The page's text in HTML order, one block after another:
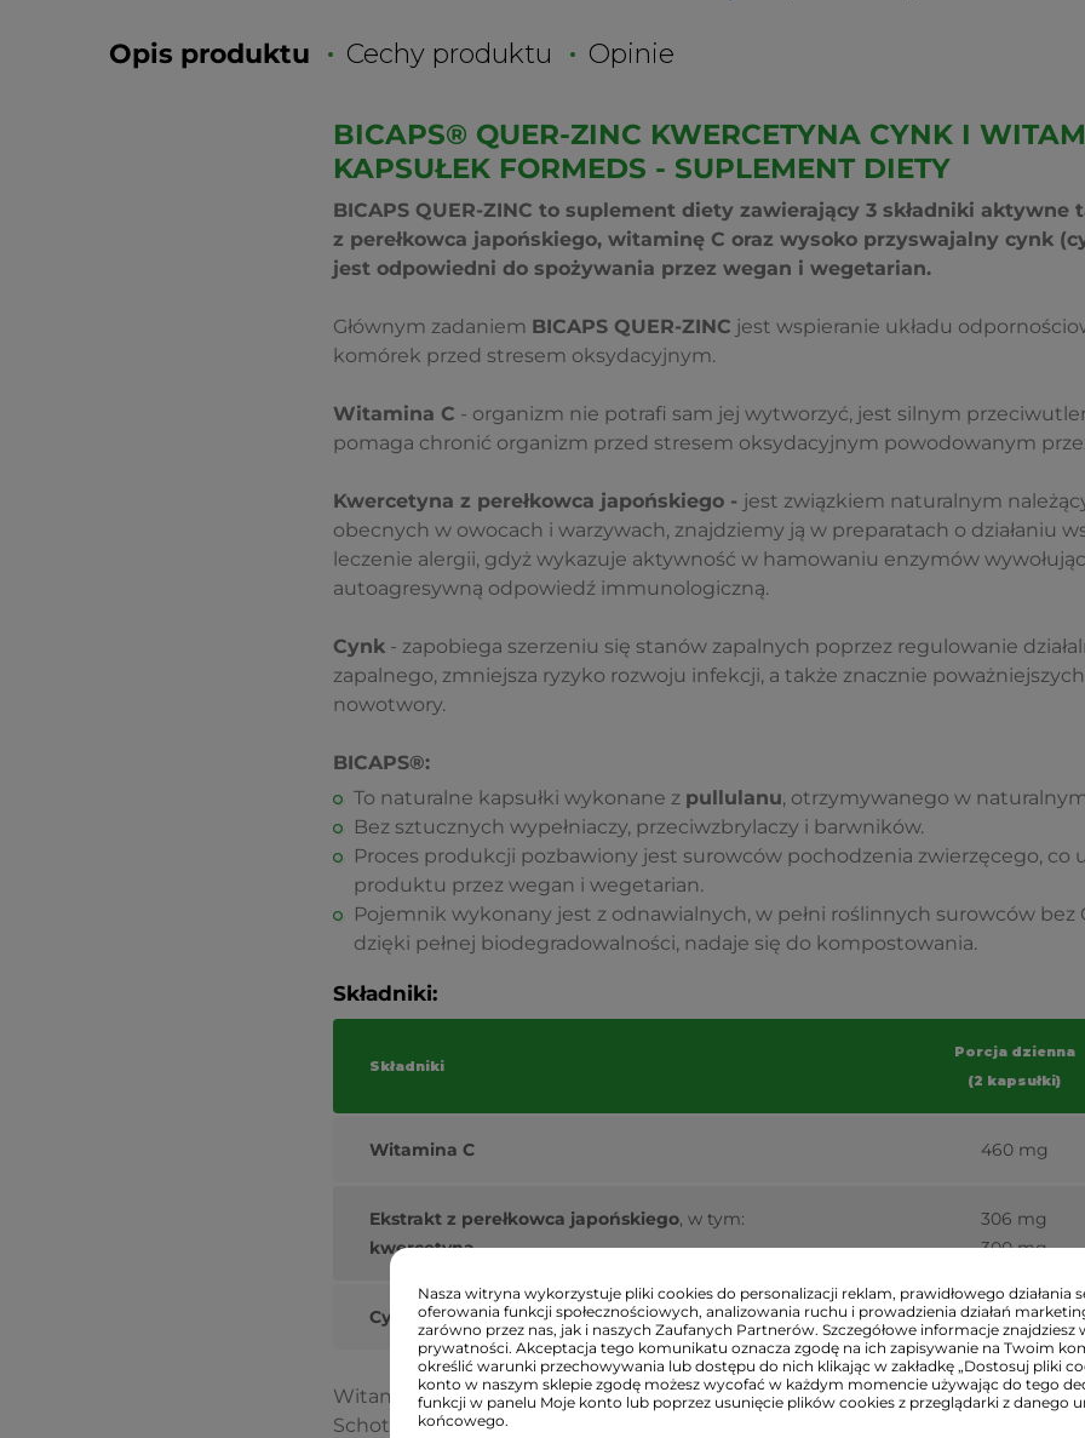
Opis produktu Cechy produktu Opinie
BICAPS® QUER-ZINC KWERCETYNA CYNK I
KAPSUŁEK FORMEDS - SUPLEMENT DIETY
BICAPS QUER-ZINC to suplement diety zawierający 3 składniki
z perełkowca japońskiego, witaminę C oraz wysoko przyswajalny cynk
jest odpowiedni do spożywania przez wegan i wegetarian.
Głównym zadaniem BICAPS QUER-ZINC jest wspieranie układu
komórek przed stresem oksydacyjnym.
Witamina C - organizm nie potrafi sam jej wytworzyć, jest silnym
pomaga chronić organizm przed stresem oksydacyjnym powodowanym
Kwercetyna z perełkowca japońskiego - jest związkiem naturalnym
obecnych w owocach i warzywach, znajdziemy ją w preparatach o działaniu
leczenie alergii, gdyż wykazuje aktywność w hamowaniu enzymów
autoagresywną odpowiedź immunologiczną.
Cynk- zapobiega szerzeniu się stanów zapalnych poprzez regulowanie
zapalnego, zmniejsza ryzyko rozwoju infekcji, a także znacznie
nowotwory.
BICAPS®:
To naturalne kapsułki wykonane z pullulanu, otrzymywanego w
Bez sztucznych wypełniaczy, przeciwzbrylaczy i barwników.
Proces produkcji pozbawiony jest surowców pochodzenia zwierzęcego, co
produktu przez wegan i wegetarian.
Pojemnik wykonany jest z odnawialnych, w pełni roślinnych surowców bez
dzięki pełnej biodegradowalności, nadaje się do kompostowania.
Składniki:
Składniki
Porcja dzienna
(2 kapsułki)
Witamina C 460 mg
Ekstrakt z perełkowca japońskiego, w tym:
kwercetyna
306 mg
300 mg
Cynk 15 mg
Witamina C (kwas L-askorbinowy), ekstrakt z perełkowca japońskiego
Schott), pullulan (otoczka kapsułki), cynk (cytrynian cynku).
Nasza witryna wykorzystuje pliki cookies do personalizacji reklam, prawidłowego działania
oferowania funkcji społecznościowych, analizowania ruchu i prowadzienia działań
zarówno przez nas, jak i naszych Zaufanych Partnerów. Szczegółowe informacje znajdziesz
prywatności. Akceptacja tego komunikatu oznacza zgodę na ich zapisywanie na Twoim
określić warunki przechowywania lub dostępu do nich klikając w zakładkę „Dostosuj pliki
konto w naszym sklepie zgodę możesz wycofać w każdym momencie używając do tego
funkcji w panelu Moje konto lub poprzez usunięcie plików cookies z przeglądarki z danego
końcowego.